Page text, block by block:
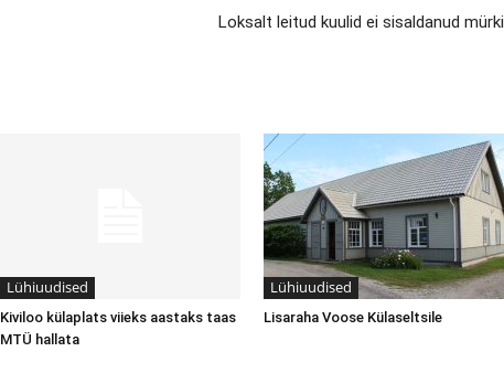
Loksalt leitud kuulid ei sisaldanud mürki
Lühiuudised
Kiviloo külaplats viieks aastaks taas
MTÜ hallata
Lühiuudised
Lisaraha Voose Külaseltsile